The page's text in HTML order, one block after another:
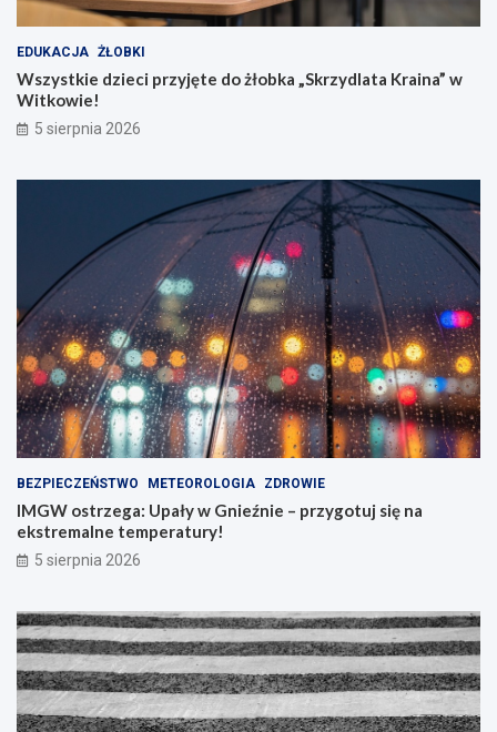
EDUKACJA ŻŁOBKI
Wszystkie dzieci przyjęte do żłobka „Skrzydlata Kraina” w
Witkowie!
5 sierpnia 2026
BEZPIECZEŃSTWO METEOROLOGIA ZDROWIE
IMGW ostrzega: Upały w Gnieźnie – przygotuj się na
ekstremalne temperatury!
5 sierpnia 2026